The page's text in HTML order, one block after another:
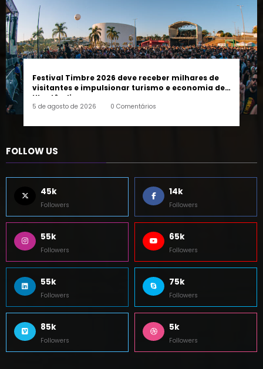
Festival Timbre 2026 deve receber milhares de
visitantes e impulsionar turismo e economia de
Uberlândia
5 de agosto de 2026 0 Comentários
FOLLOW US
45k
Followers
14k
Followers
55k
Followers
65k
Followers
55k
Followers
75k
Followers
85k
Followers
5k
Followers